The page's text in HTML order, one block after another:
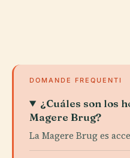
DOMANDE FREQUENTI
¿Cuáles son los
Magere Brug?
La Magere Brug es